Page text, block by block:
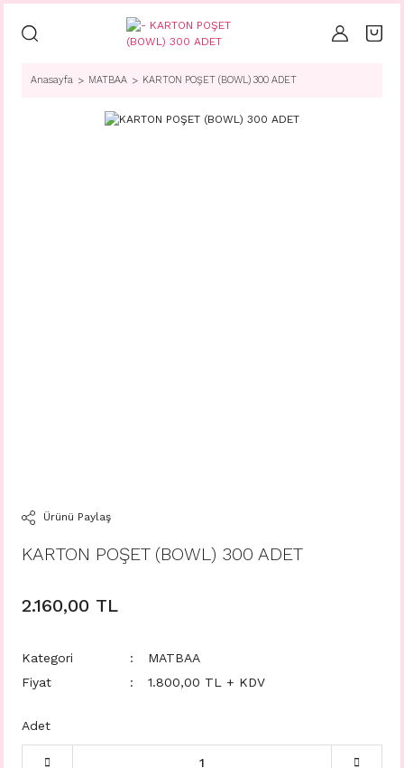
Anasayfa MATBAA KARTON POŞET (BOWL) 300 ADET
Ürünü Paylaş
KARTON POŞET (BOWL) 300 ADET
2.160,00 TL
Kategori
MATBAA
Fiyat
1.800,00 TL + KDV
Adet